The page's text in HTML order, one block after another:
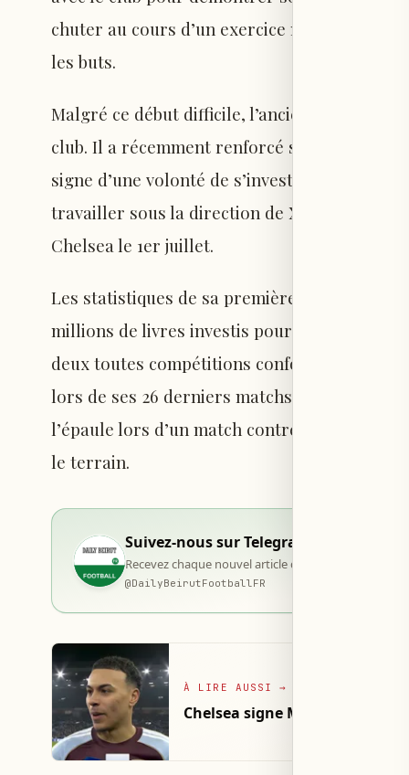
chuter au cours d’un exercice marqué
les buts.
Malgré ce début difficile, l’ancien joueur de
club. Il a récemment renforcé ses attaches
signe d’une volonté de s’investir sur le long
travailler sous la direction de Xabi Alonso,
Chelsea le 1er juillet.
Les statistiques de sa première saison à
millions de livres investis pour son transfert.
deux toutes compétitions confondues en 41
lors de ses 26 derniers matchs. Ses
l’épaule lors d’un match contre
le terrain.
Suivez-nous sur Telegram
Recevez chaque nouvel article dès sa publication,
@DailyBeirutFootballFR
À LIRE AUSSI →
Chelsea signe Morgan Rogers